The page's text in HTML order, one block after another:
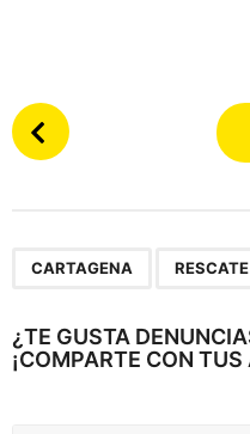
P
o
p
a
CARTAGENA RESCATE
¿TE GUSTA
¡COMPARTE CON